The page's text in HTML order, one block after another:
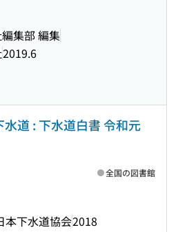
集部 編集
2019.6
水道 : 下水道白書 令和元
本下水道協会2018
全国の図書館